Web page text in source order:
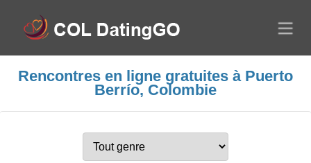
Rencontres en ligne gratuites à Puerto
Berrío, Colombie